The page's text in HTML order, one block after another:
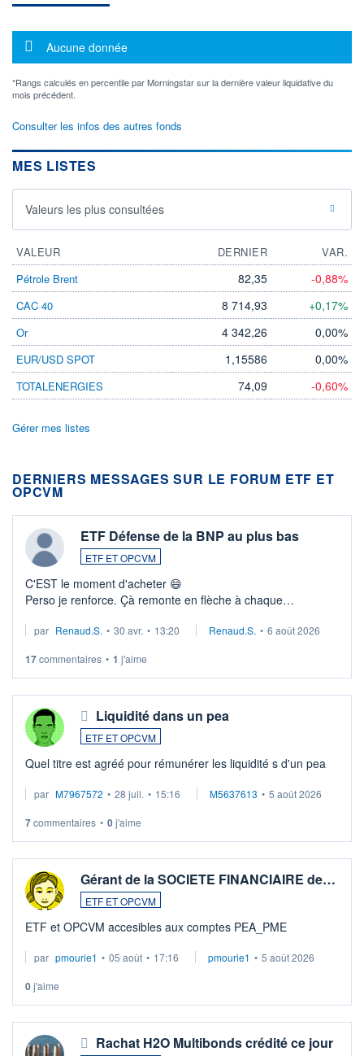
Message d'information
Aucune donnée
*Rangs calculés en percentile par Morningstar sur la dernière valeur liquidative du
mois précédent.
Consulter les infos des autres fonds
MES LISTES
Valeurs les plus consultées
VALEUR DERNIER
VAR.
Pétrole Brent
82,35 -0,88%
CAC 40 8 714,93 +0,17%
Or 4 342,26 0,00%
EUR/USD SPOT 1,15586 0,00%
TOTALENERGIES 74,09 -0,60%
Gérer mes listes
DERNIERS MESSAGES SUR LE FORUM ETF ET
OPCVM
ETF Défense de la BNP au plus bas
ETF ET OPCVM
C'EST le moment d'acheter 😄​
Perso je renforce. Çà remonte en flèche à chaque
Investissement long terme tip top pour sa retraite.
par Renaud.S. • 30 avr. • 13:20 Renaud.S. • 6 août 2026
17commentaires • 1 j'aime
Liquidité dans un pea
ETF ET OPCVM
Quel titre est agréé pour rémunérer les liquidité s d'un pea
par M7967572 • 28 juil. • 15:16 M5637613 • 5 août 2026
7commentaires • 0j'aime
Gérant de la SOCIETE FINANCIAIRE de…
ETF ET OPCVM
ETF et OPCVM accesibles aux comptes PEA_PME
par pmourie1 • 05 août • 17:16 pmourie1 • 5 août 2026
0j'aime
Rachat H2O Multibonds crédité ce jour